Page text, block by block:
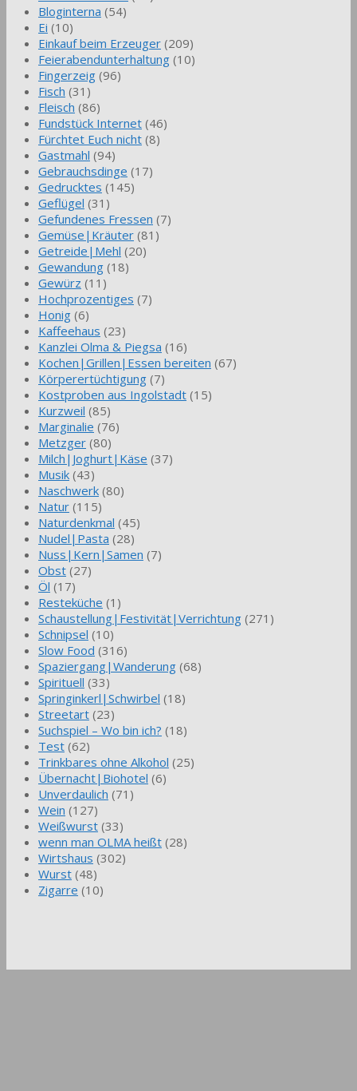
Bloginterna (54)
Ei (10)
Einkauf beim Erzeuger (209)
Feierabendunterhaltung (10)
Fingerzeig (96)
Fisch (31)
Fleisch (86)
Fundstück Internet (46)
Fürchtet Euch nicht (8)
Gastmahl (94)
Gebrauchsdinge (17)
Gedrucktes (145)
Geflügel (31)
Gefundenes Fressen (7)
Gemüse|Kräuter (81)
Getreide|Mehl (20)
Gewandung (18)
Gewürz (11)
Hochprozentiges (7)
Honig (6)
Kaffeehaus (23)
Kanzlei Olma & Piegsa (16)
Kochen|Grillen|Essen bereiten (67)
Körperertüchtigung (7)
Kostproben aus Ingolstadt (15)
Kurzweil (85)
Marginalie (76)
Metzger (80)
Milch|Joghurt|Käse (37)
Musik (43)
Naschwerk (80)
Natur (115)
Naturdenkmal (45)
Nudel|Pasta (28)
Nuss|Kern|Samen (7)
Obst (27)
Öl (17)
Resteküche (1)
Schaustellung|Festivität|Verrichtung (271)
Schnipsel (10)
Slow Food (316)
Spaziergang|Wanderung (68)
Spirituell (33)
Springinkerl|Schwirbel (18)
Streetart (23)
Suchspiel – Wo bin ich? (18)
Test (62)
Trinkbares ohne Alkohol (25)
Übernacht|Biohotel (6)
Unverdaulich (71)
Wein (127)
Weißwurst (33)
wenn man OLMA heißt (28)
Wirtshaus (302)
Wurst (48)
Zigarre (10)